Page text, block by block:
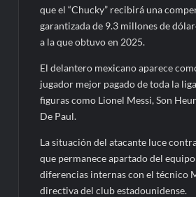
que el “Chucky” recibirá una
garantizada de 9.3 millones de
a la que obtuvo en 2025.
El delantero mexicano aparece
jugador mejor pagado de toda la
figuras como Lionel Messi, Son
De Paul.
La situación del atacante luce
que permanece apartado del
diferencias internas con el técnico
directiva del club estadounidense.